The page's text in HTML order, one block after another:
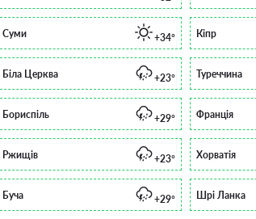
Суми +34°
Біла Церква +23°
Бориспіль +29°
Ржищів +23°
Буча +29°
Кіпр
Туреччина
Франція
Хорватія
Шрі Ланка